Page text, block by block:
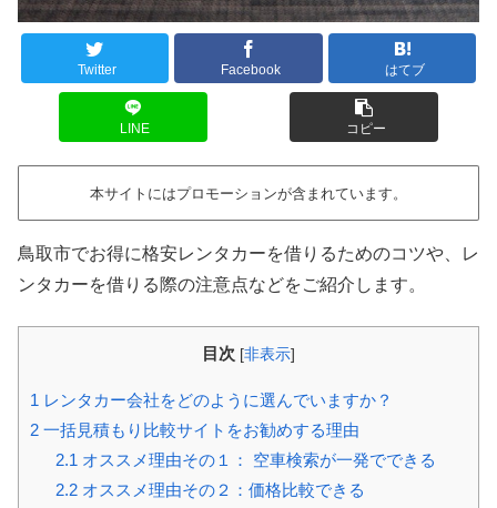
Twitter Facebook はてブ
LINE コピー
本サイトにはプロモーションが含まれています。
鳥取市でお得に格安レンタカーを借りるためのコツや、レ
ンタカーを借りる際の注意点などをご紹介します。
目次 [非表示]
1 レンタカー会社をどのように選んでいますか？
2 一括見積もり比較サイトをお勧めする理由
2.1 オススメ理由その１： 空車検索が一発でできる
2.2オススメ理由その２：価格比較できる